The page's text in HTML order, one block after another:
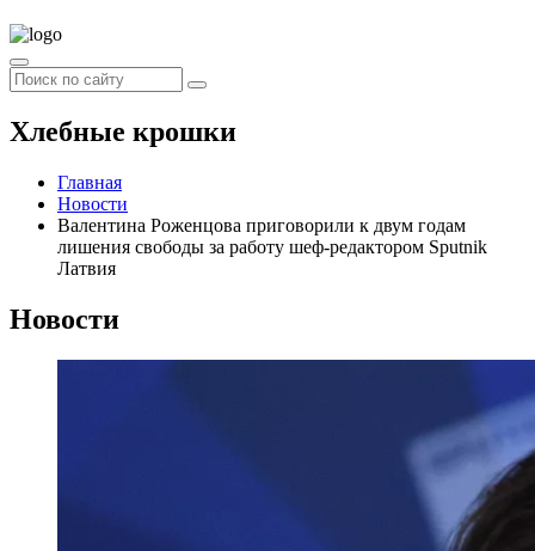
Хлебные крошки
Главная
Новости
Валентина Роженцова приговорили к двум годам
лишения свободы за работу шеф-редактором Sputnik
Латвия
Новости